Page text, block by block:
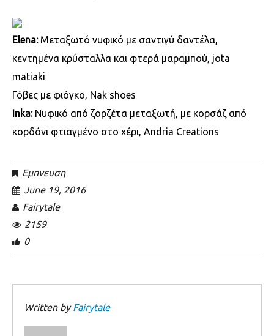
Elena:Μεταξωτό νυφικό με σαντιγύ δαντέλα,
κεντημένα κρύσταλλα και φτερά μαραμπού, jota
matiaki
Γόβες με φιόγκο, Nak shoes
Inka:Νυφικό από ζορζέτα μεταξωτή, με κορσάζ από
κορδόνι φτιαγμένο στο χέρι, Andria Creations
Εμπνευση
June 19, 2016
Fairytale
2159
0
Written byFairytale